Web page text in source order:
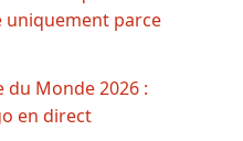
uniquement parce
du Monde 2026 :
en direct